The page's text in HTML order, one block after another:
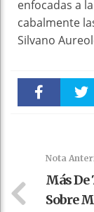
enfocadas a
cabalmente
Silvano
Nota
Más
Sobre